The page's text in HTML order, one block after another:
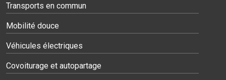
Transports en commun
Mobilité douce
Véhicules électriques
Covoiturage et autopartage